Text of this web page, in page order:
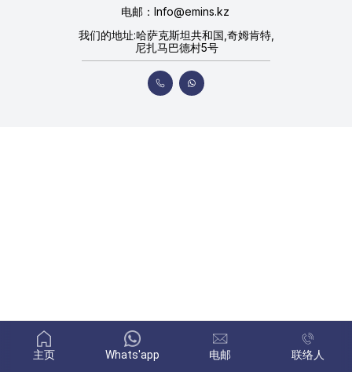
我们的地址:哈萨克斯坦共和国,奇姆肯特,
尼扎马巴德村5号
电邮：Info@emins.kz
主页 Whats'app 电邮 联络人